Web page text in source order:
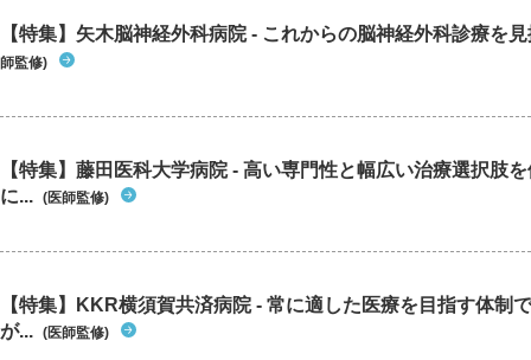
【特集】矢木脳神経外科病院 - これからの脳神経外科診療を
師監修)
【特集】藤田医科大学病院 - 高い専門性と幅広い治療選択肢
に... (医師監修)
【特集】KKR横須賀共済病院 - 常に適した医療を目指す体制
が... (医師監修)